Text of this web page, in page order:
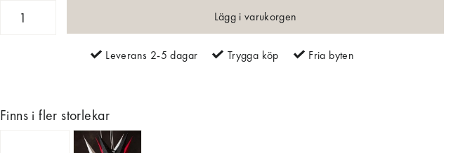
Lägg i varukorgen
Leverans 2-5 dagar Trygga köp Fria byten
Finns i fler storlekar